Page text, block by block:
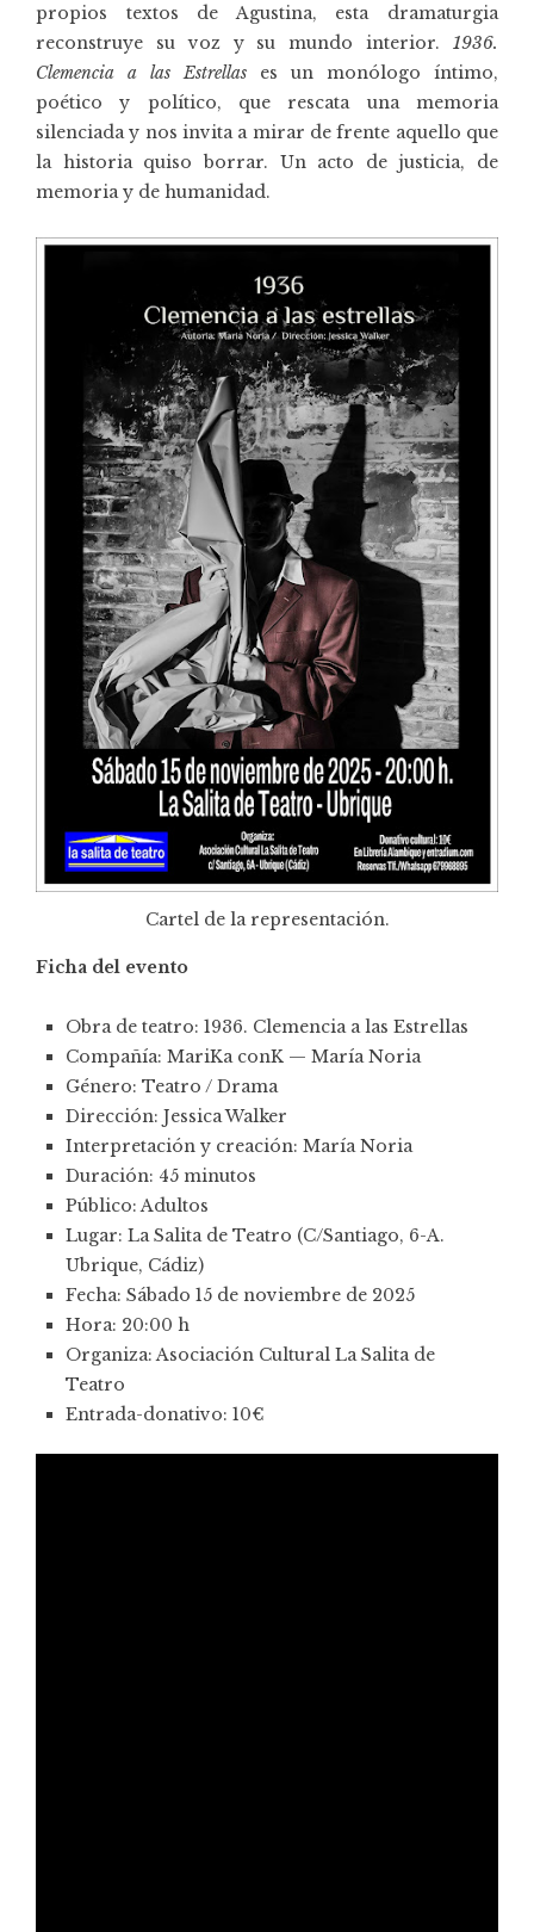
propios textos de Agustina, esta dramaturgia
reconstruye su voz y su mundo interior. 1936.
Clemencia a las Estrellas es un monólogo íntimo,
poético y político, que rescata una memoria
silenciada y nos invita a mirar de frente aquello que
la historia quiso borrar. Un acto de justicia, de
memoria y de humanidad.
Cartel de la representación.
Ficha del evento
Obra de teatro: 1936. Clemencia a las Estrellas
Compañía: MariKa conK — María Noria
Género: Teatro / Drama
Dirección: Jessica Walker
Interpretación y creación: María Noria
Duración: 45 minutos
Público: Adultos
Lugar: La Salita de Teatro (C/Santiago, 6-A.
Ubrique, Cádiz)
Fecha: Sábado 15 de noviembre de 2025
Hora: 20:00 h
Organiza: Asociación Cultural La Salita de
Teatro
Entrada-donativo: 10€